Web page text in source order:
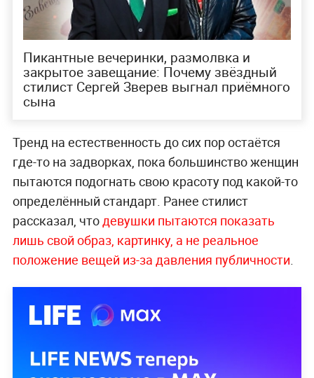
Пикантные вечеринки, размолвка и
закрытое завещание: Почему звёздный
стилист Сергей Зверев выгнал приёмного
сына
Тренд на естественность до сих пор остаётся
где-то на задворках, пока большинство женщин
пытаются подогнать свою красоту под какой-то
определённый стандарт. Ранее стилист
рассказал, чтодевушки пытаются показать
лишь свой образ, картинку, а не реальное
положение вещей из-за давления публичности.